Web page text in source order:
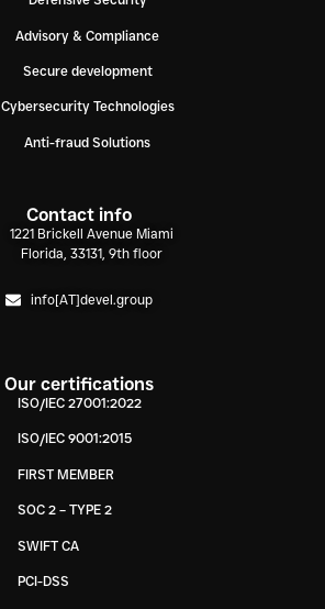
Advisory & Compliance
Secure development
Cybersecurity Technologies
Anti-fraud Solutions
Contact info
1221 Brickell Avenue Miami
Florida, 33131, 9th floor
info[AT]devel.group
Our certifications
ISO/IEC 27001:2022
ISO/IEC 9001:2015
FIRST MEMBER
SOC 2 – TYPE 2
SWIFT CA
PCI-DSS